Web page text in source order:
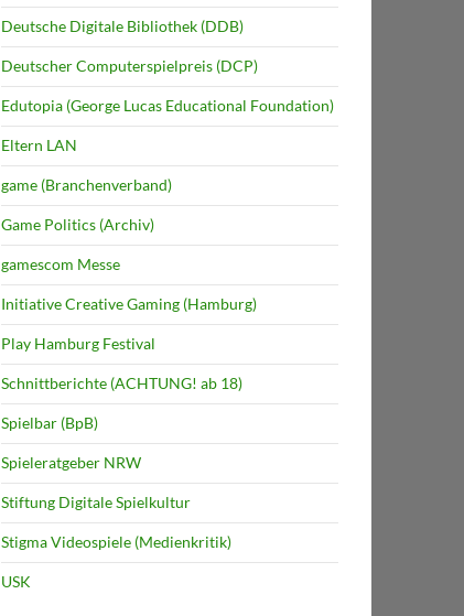
Deutsche Digitale Bibliothek (DDB)
Deutscher Computerspielpreis (DCP)
Edutopia (George Lucas Educational Foundation)
Eltern LAN
game (Branchenverband)
Game Politics (Archiv)
gamescom Messe
Initiative Creative Gaming (Hamburg)
Play Hamburg Festival
Schnittberichte (ACHTUNG! ab 18)
Spielbar (BpB)
Spieleratgeber NRW
Stiftung Digitale Spielkultur
Stigma Videospiele (Medienkritik)
USK